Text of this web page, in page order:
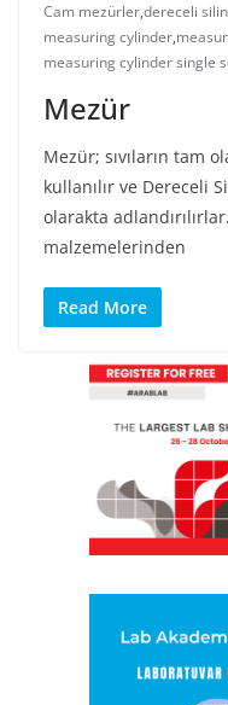
Cam mezürler,dereceli
measuring cylinder,
measuring cylinder single
Mezür
Mezür; sıvıların tam
kullanılır ve Dereceli
olarakta
malzemelerinden
Read More